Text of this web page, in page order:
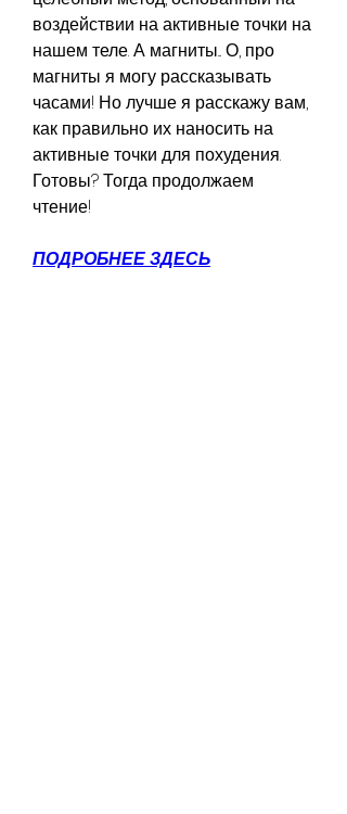
воздействии на активные точки на
нашем теле. А магниты... О, про
магниты я могу рассказывать
часами! Но лучше я расскажу вам,
как правильно их наносить на
активные точки для похудения.
Готовы? Тогда продолжаем
чтение!
ПОДРОБНЕЕ ЗДЕСЬ